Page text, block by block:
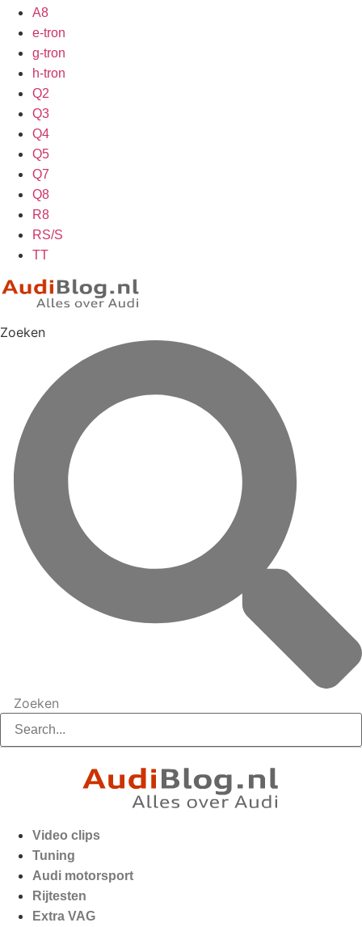
A8
e-tron
g-tron
h-tron
Q2
Q3
Q4
Q5
Q7
Q8
R8
RS/S
TT
Zoeken
Zoeken
Video clips
Tuning
Audi motorsport
Rijtesten
Extra VAG